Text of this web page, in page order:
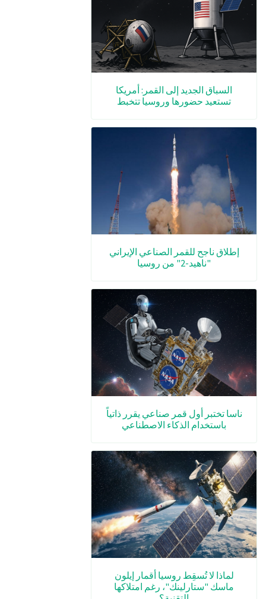
السباق الجديد إلى القمر: أمريكا
تستعيد حضورها وروسيا تتخبط
إطلاق ناجح للقمر الصناعي الإيراني
"ناهيد-2" من روسيا
ناسا تختبر أول قمر صناعي يقرر ذاتياً
باستخدام الذكاء الاصطناعي
لماذا لا تُسقِط روسيا أقمار إيلون
ماسك "ستارلينك"، رغم امتلاكها